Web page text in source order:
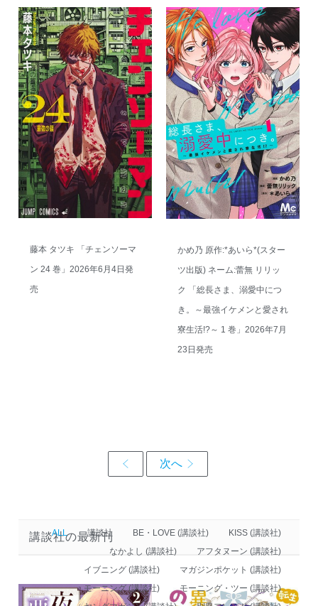
藤本 タツキ 「チェンソーマ
ン 24 巻」2026年6月4日発
売
かめ乃 原作:*あいら*(スター
ツ出版) ネーム:蕾無 リリッ
ク 「総長さま、溺愛中につ
き。～最強イケメンと愛され
寮生活!?～ 1 巻」2026年7月
23日発売
講談社の最新刊
ALL 講談社 BE・LOVE (講談社)
KISS (講談社)
なかよし (講談社)
アフタヌーン (講談社)
イブニング (講談社)
マガジンポケット (講談社)
モーニング (講談社)
モーニング・ツー (講談社)